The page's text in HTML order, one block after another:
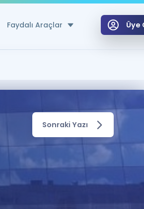
Faydalı Araçlar
Hesaplama Aracı
için Öneriler
Üye
Şifremi Hatırlamıyorum
ÜYE
Sepetin Şu An Boş.
Sonraki Yazı